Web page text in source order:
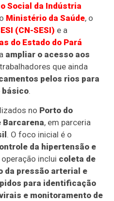
Social da Indústria
Ministério da Saúde, o
(CN-SESI) e a
do Estado do Pará
ampliar o acesso aos
que ainda
pelos rios para
básico.
no Porto do
Barcarena, em parceria
. O foco inicial é o
da hipertensão e
operação inclui coleta de
da pressão arterial e
para identificação
e monitoramento de